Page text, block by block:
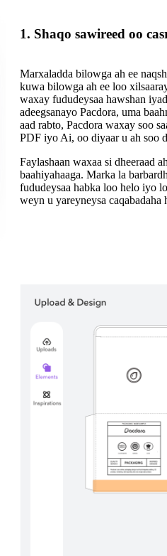
1. Shaqo sawireed oo
Marxaladda bilowga ah ee
kuwa bilowga ah ee loo
waxay fududeysaa hawshan
adeegsanayo Pacdora, uma
aad rabto, Pacdora waxay soo
PDF iyo Ai, oo diyaar u ah soo
Faylashaan waxaa si dheeraad
baahiyahaaga. Marka la
fududeysaa habka loo helo iyo
weyn u yareyneysa caqabadaha